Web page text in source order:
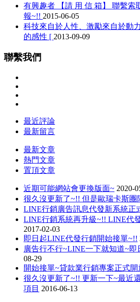
有興趣者 【請 用 信 箱】 聯繫索
報~!! 2015-06-05
科技來自於人性、激勵來自於動
的感性 [ 2013-09-09
聯繫我們
最近評論
最新留言
最新文章
熱門文章
置頂文章
近期可能網站會更換版面~ 2020-
很久沒更新了~!! 但是歐瑞卡斯團
LINE行銷廣告訊息代發新系統正
LINE行銷系統再升級~!! LINE代
2017-02-03
即日起LINE代發行銷開始接單~!!
廣告行不行~LINE一下就知道~即
08-29
開始接單~貸款業行銷專案正式開
很久沒更新了~!! 更新一下~最近
項目 2016-06-13